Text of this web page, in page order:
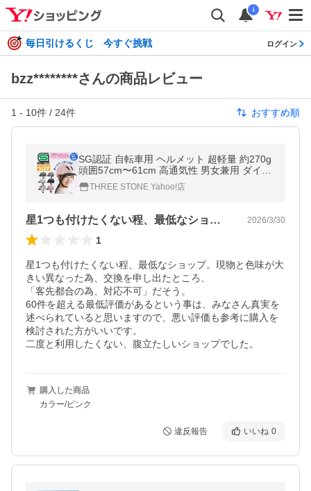
i
毎日引けるくじ 今すぐ挑戦 ログイン
bzz********さんの商品レビュー
1 - 10件 / 24件 おすすめ順
SG認証 自転車用 ヘルメット 超軽量 約270g
頭囲57cm〜61cm 高通気性 男女兼用 ダイヤ
ル調整 取り外し サンバイザー 反射板 大人
学生 通勤 通学
THREE STONE Yahoo!店
星1つも付けたくない程、最低なショップ… 2026/3/30
1
星1つも付けたくない程、最低なショップ。現物と色味が大
きい異なった為、交換を申し出たところ、
「客先都合の為、対応不可」だそう。
60件を超える最低評価があるという事は、みなさん真実を
述べられていると思いますので、悪い評価も参考に購入を
検討された方がいいです。
二度と利用したくない、腹立たしいショップでした。
購入した商品
カラー/ピンク
違反報告 いいね 0